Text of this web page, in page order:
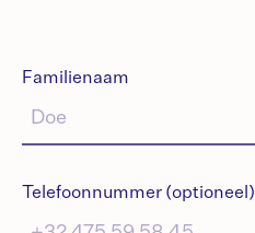
Familienaam
Telefoonnummer (optioneel)